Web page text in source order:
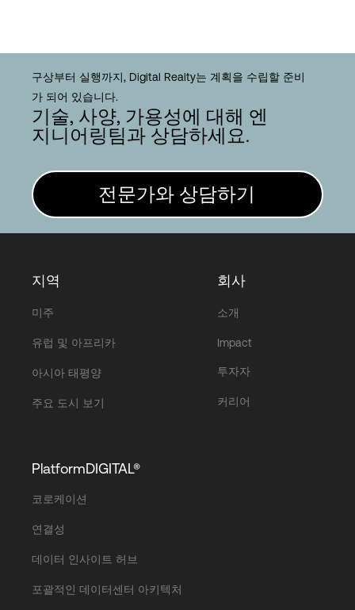
구상부터 실행까지, Digital Realty는 계획을 수립할 준비
가 되어 있습니다.
기술, 사양, 가용성에 대해 엔
지니어링팀과 상담하세요.
전문가와 상담하기
지역
미주
유럽 및 아프리카
아시아 태평양
주요 도시 보기
회사
소개
Impact
투자자
커리어
PlatformDIGITAL®
코로케이션
연결성
데이터 인사이트 허브
포괄적인 데이터센터 아키텍처